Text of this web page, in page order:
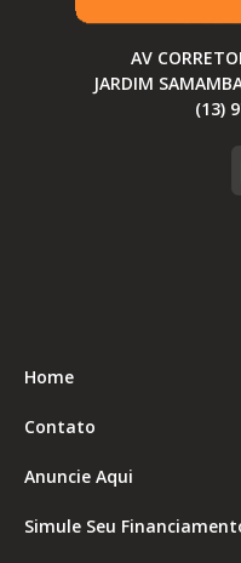
AV
JARDIM
(13)
Home
Contato
Anuncie Aqui
Simule Seu